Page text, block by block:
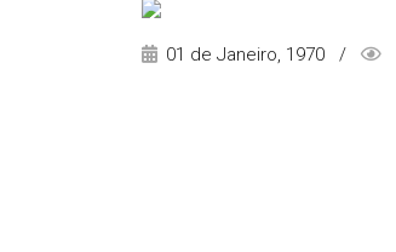
01 de Janeiro, 1970 /